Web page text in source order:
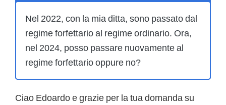
Nel 2022, con la mia ditta, sono passato dal
regime forfettario al regime ordinario. Ora,
nel 2024, posso passare nuovamente al
regime forfettario oppure no?
Ciao Edoardo e grazie per la tua domanda su